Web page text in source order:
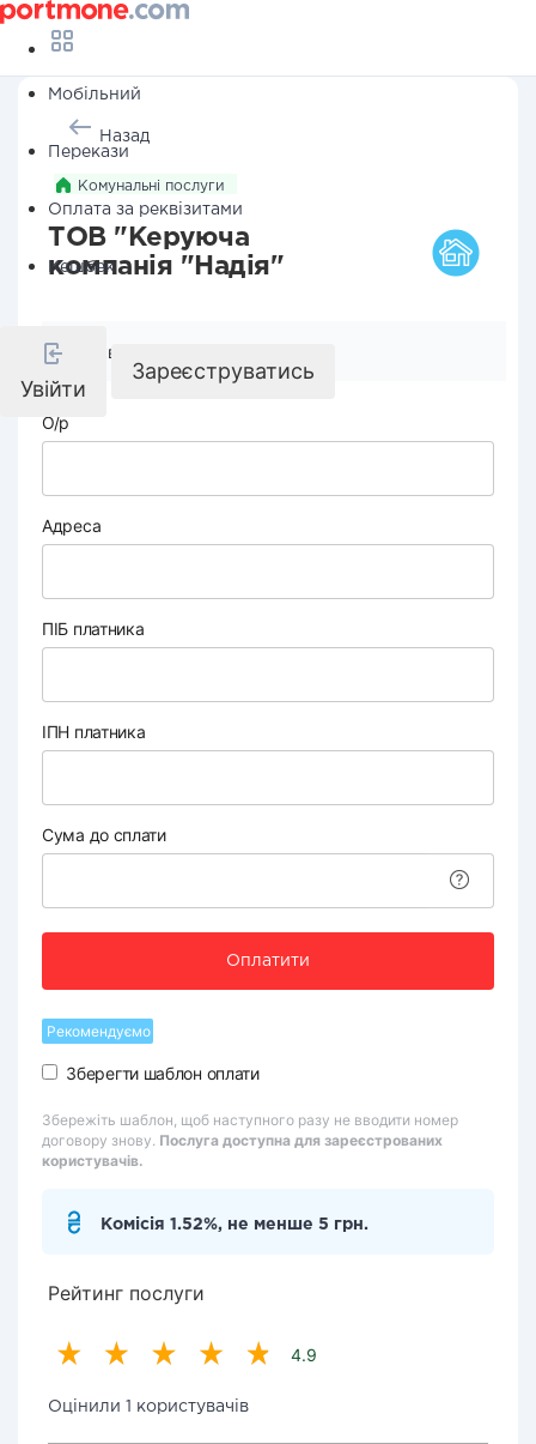
Мобільний
Перекази
Оплата за реквізитами
Кешбек
Увійти
Зареєструватись
Назад
Комунальні послуги
ТОВ "Керуюча
компанія "Надія"
Реквізити компанії
О/р
Адреса
ПІБ платника
ІПН платника
Сума до сплати
Оплатити
Рекомендуємо
Зберегти шаблон оплати
Збережіть шаблон, щоб наступного разу не вводити номер
договору знову. Послуга доступна для зареєстрованих
користувачів.
Комісія 1.52%, не менше 5 грн.
Рейтинг послуги
4.9
Оцінили 1 користувачів